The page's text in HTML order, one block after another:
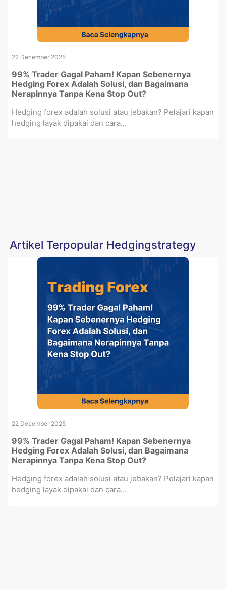
22 December 2025
99% Trader Gagal Paham! Kapan Sebenernya
Hedging Forex Adalah Solusi, dan Bagaimana
Nerapinnya Tanpa Kena Stop Out?
Hedging forex adalah solusi atau jebakan? Pelajari kapan
hedging layak dipakai dan cara...
Artikel Terpopular Hedgingstrategy
22 December 2025
99% Trader Gagal Paham! Kapan Sebenernya
Hedging Forex Adalah Solusi, dan Bagaimana
Nerapinnya Tanpa Kena Stop Out?
Hedging forex adalah solusi atau jebakan? Pelajari kapan
hedging layak dipakai dan cara...